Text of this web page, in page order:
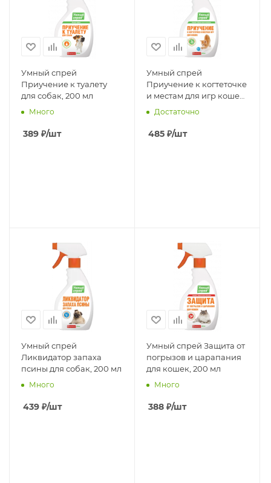
Умный спрей
Приучение к туалету
для собак, 200 мл
Много
389 ₽/шт
Умный спрей
Приучение к когтеточке
и местам для игр кошек,
200 мл
Достаточно
485 ₽/шт
Умный спрей
Ликвидатор запаха
псины для собак, 200 мл
Много
439 ₽/шт
Умный спрей Защита от
погрызов и царапания
для кошек, 200 мл
Много
388 ₽/шт